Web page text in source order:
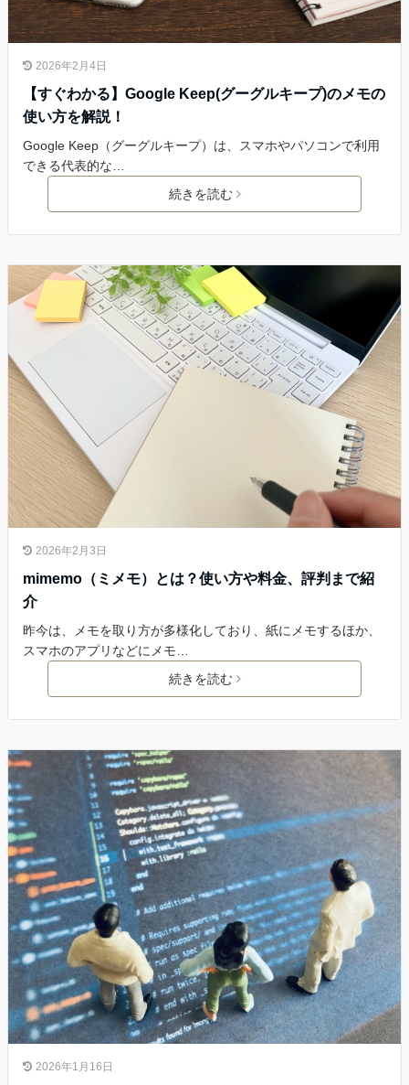
2026年2月4日
【すぐわかる】Google Keep(グーグルキープ)のメモの
使い方を解説！
Google Keep（グーグルキープ）は、スマホやパソコンで利用
できる代表的な…
続きを読む
2026年2月3日
mimemo（ミメモ）とは？使い方や料金、評判まで紹
介
昨今は、メモを取り方が多様化しており、紙にメモするほか、
スマホのアプリなどにメモ…
続きを読む
2026年1月16日